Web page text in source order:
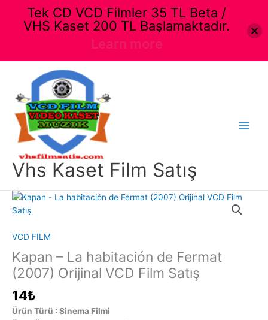
Vhs Kaset Film Satış
VCD FILM
Kapan – La habitación de Fermat
(2007) Orijinal VCD Film Satış
14₺
Ürün Türü : Sinema Filmi
Tek CD VCD Filmler 35 TL Beta /
VHS Kaset 200 TL Başlamaktadır.
Learn more